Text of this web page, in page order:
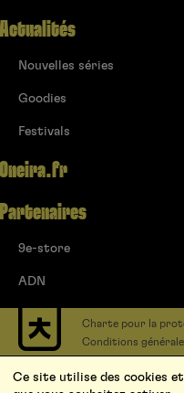
Actualités
Nouvelles séries
Goodies
Festivals
Oneira.fr
Partenaires
9e-store
ADN
Charte pour la
Conditions
Contact
Soumettre un projet
Ce site utilise des cookies